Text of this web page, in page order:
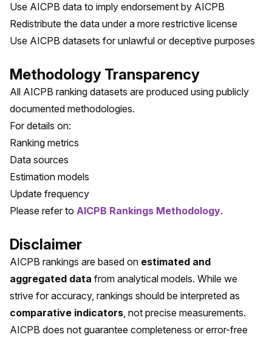
Use AICPB data to imply endorsement by AICPB
Redistribute the data under a more restrictive license
Use AICPB datasets for unlawful or deceptive purposes
Methodology Transparency
All AICPB ranking datasets are produced using publicly
documented methodologies.
For details on:
Ranking metrics
Data sources
Estimation models
Update frequency
Please refer to AICPB Rankings Methodology.
Disclaimer
AICPB rankings are based on estimated and
aggregated data from analytical models. While we
strive for accuracy, rankings should be interpreted as
comparative indicators, not precise measurements.
AICPB does not guarantee completeness or error-free